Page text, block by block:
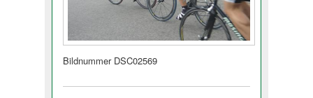
Bildnummer DSC02569